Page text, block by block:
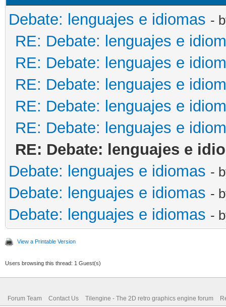
Debate: lenguajes e idiomas -
RE: Debate: lenguajes e
RE: Debate: lenguajes e
RE: Debate: lenguajes e
RE: Debate: lenguajes e
RE: Debate: lenguajes e
RE: Debate: lenguajes e
Debate: lenguajes e idiomas -
Debate: lenguajes e idiomas -
Debate: lenguajes e idiomas -
View a Printable Version
Users browsing this thread: 1 Guest(s)
Forum Team Contact Us Tilengine - The 2D retro graphics engine forum